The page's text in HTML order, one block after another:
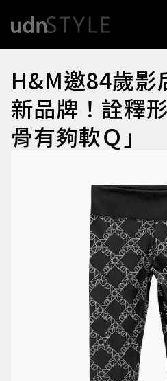
H&M邀84歲影
新品牌！詮釋
骨有夠軟Ｑ」